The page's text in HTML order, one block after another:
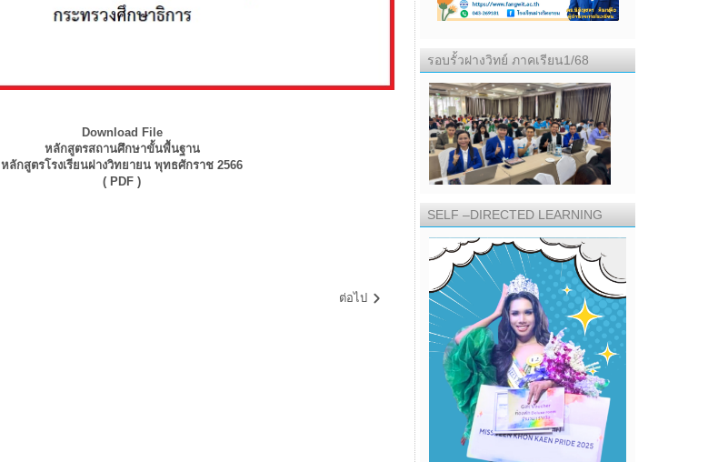
Download File
หลักสูตรสถานศึกษาขั้นพื้นฐาน
หลักสูตรโรงเรียนฝางวิทยายน พุทธศักราช 2566
( PDF )
ต่อไป
รอบรั้วฝางวิทย์ ภาคเรียน1/68
SELF –DIRECTED LEARNING